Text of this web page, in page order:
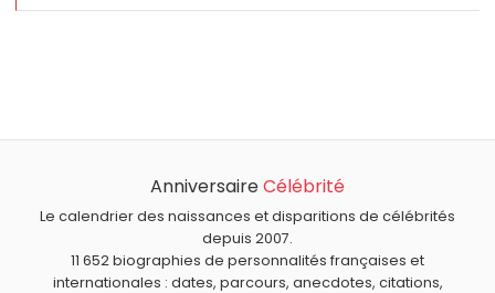
Qui est mort le même jour que Georges Lemaître ?
Emmanuel-Joseph Sieyès ,Prodigy, Jean-Claude
juin comme Georges Lemaître.
Quels scientifiques sont du signe Cancer comme
Alan Turing,Bruno Latour
William Thomsonsont du signe Cancer.
AnniversaireCélébrité
Le calendrier des naissances et disparitions de célébrités
depuis 2007.
11 652 biographies de personnalités françaises et
internationales : dates, parcours, anecdotes, citations,